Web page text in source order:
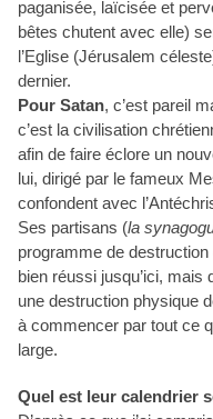
paganisée, laïcisée et
bêtes chutent avec elle)
l’Eglise (Jérusalem
dernier.
Pour Satan, c’est pareil
c’est la civilisation
afin de faire éclore un
lui, dirigé par le fameux
confondent avec
Ses partisans (la
programme de
bien réussi jusqu’ici,
une destruction physique
à commencer par tout ce
large.
Quel est leur calendrier